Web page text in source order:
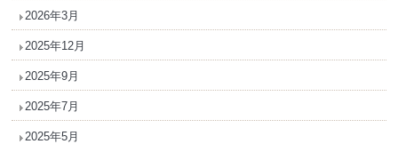
2026年3月
2025年12月
2025年9月
2025年7月
2025年5月